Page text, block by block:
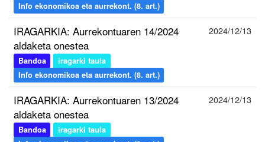
Info ekonomikoa eta aurrekont. (8. art.)
IRAGARKIA: Aurrekontuaren 14/2024
aldaketa onestea
Bandoa
iragarki taula
Info ekonomikoa eta aurrekont. (8. art.)
2024/12/13
IRAGARKIA: Aurrekontuaren 13/2024
aldaketa onestea
Bandoa
iragarki taula
2024/12/13